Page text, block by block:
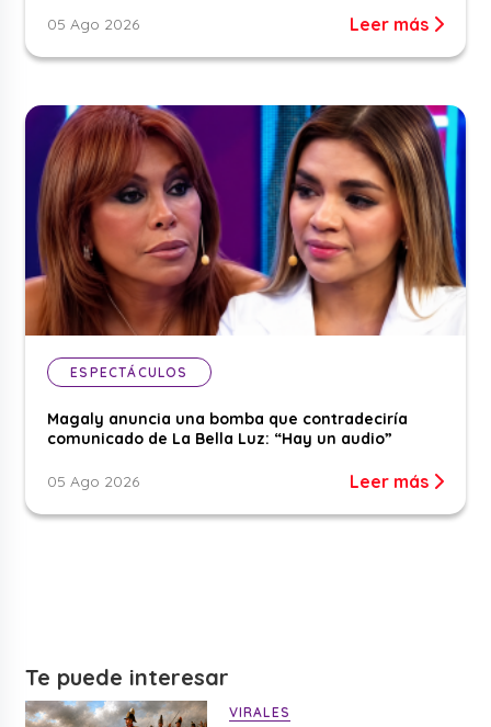
05 Ago 2026 Leer más
ESPECTÁCULOS
Magaly anuncia una bomba que contradeciría
comunicado de La Bella Luz: “Hay un audio”
05 Ago 2026 Leer más
Te puede interesar
VIRALES